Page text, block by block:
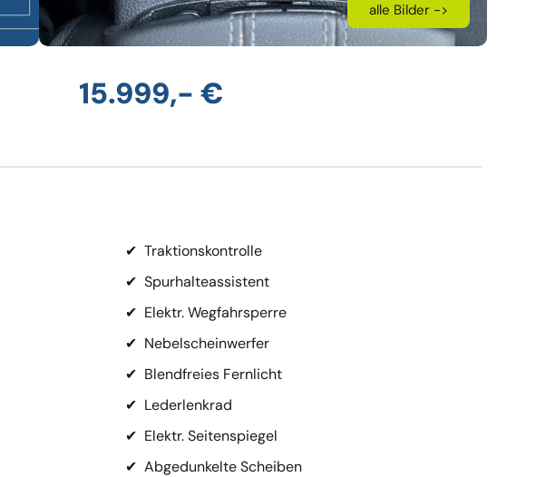
alle Bilder ->
15.999,- €
✔ Traktionskontrolle
✔ Spurhalteassistent
✔ Elektr. Wegfahrsperre
✔ Nebelscheinwerfer
✔ Blendfreies Fernlicht
✔ Lederlenkrad
✔ Elektr. Seitenspiegel
✔ Abgedunkelte Scheiben